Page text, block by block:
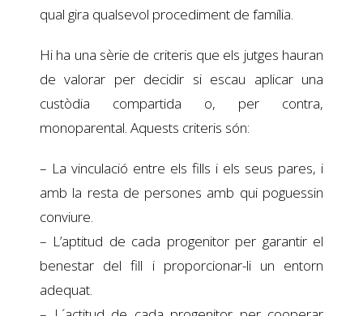
qual gira qualsevol procediment de família. ​ ​
Hi ha una sèrie de criteris que els jutges hauran
de valorar per decidir si escau aplicar una
custòdia compartida o, per contra,
monoparental. Aquests criteris són: ​
– La vinculació entre els fills i els seus pares, i
amb la resta de persones amb qui poguessin
conviure.
– L’aptitud de cada progenitor per garantir el
benestar del fill i proporcionar-li un entorn
adequat.